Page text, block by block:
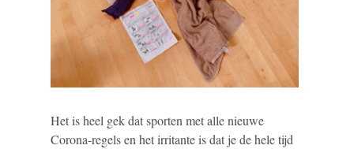
Het is heel gek dat sporten met alle nieuwe
Corona-regels en het irritante is dat je de hele tijd